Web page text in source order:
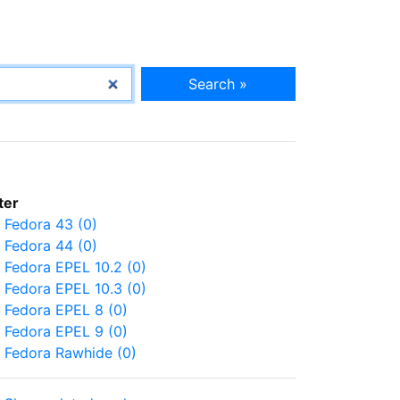
Search »
Fedora 43 (0)
Fedora 44 (0)
Fedora EPEL 10.2 (0)
Fedora EPEL 10.3 (0)
Fedora EPEL 8 (0)
Fedora EPEL 9 (0)
Fedora Rawhide (0)